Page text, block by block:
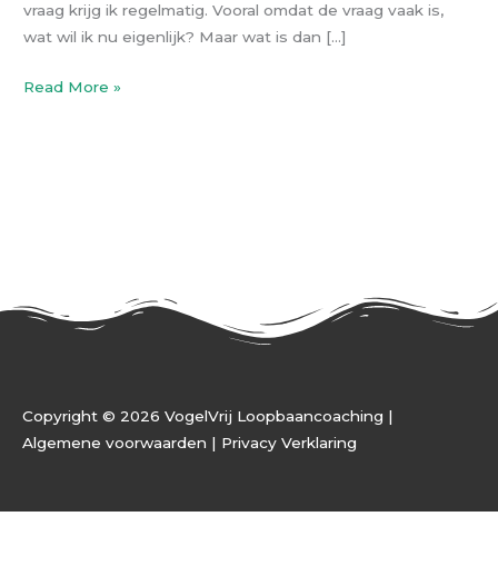
vraag krijg ik regelmatig. Vooral omdat de vraag vaak is,
wat wil ik nu eigenlijk? Maar wat is dan […]
Read More »
Copyright © 2026 VogelVrij Loopbaancoaching |
Algemene voorwaarden | Privacy Verklaring